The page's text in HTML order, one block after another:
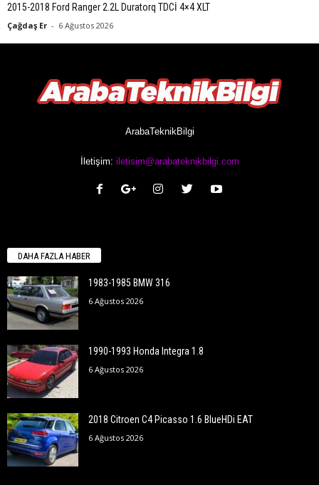
2015-2018 Ford Ranger 2.2L Duratorq TDCİ 4×4 XLT
Çağdaş Er - 6 Ağustos 2026
ArabaTeknikBilgi
İletişim: iletisim@arabateknikbilgi.com
DAHA FAZLA HABER
1983-1985 BMW 316
6 Ağustos 2026
1990-1993 Honda Integra 1.8
6 Ağustos 2026
2018 Citroen C4 Picasso 1.6 BlueHDi EAT
6 Ağustos 2026